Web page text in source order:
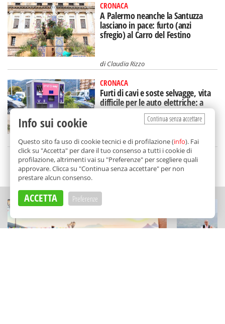
CRONACA
A Palermo neanche la Santuzza
lasciano in pace: furto (anzi
sfregio) al Carro del Festino
diClaudia Rizzo
CRONACA
Furti di cavi e soste selvagge, vita
difficile per le auto elettriche: a
Palermo si corre ai ripari
diGabriella Di Carlo
SCELTO DA BALARM
Continua senza accettare
Info sui cookie
Questo sito fa uso di cookie tecnici e di profilazione (info). Fai
click su "Accetta" per dare il tuo consenso a tutti i cookie di
profilazione, altrimenti vai su "Preferenze" per scegliere quali
approvare. Clicca su "Continua senza accettare" per non
prestare alcun consenso.
ACCETTA Preferenze